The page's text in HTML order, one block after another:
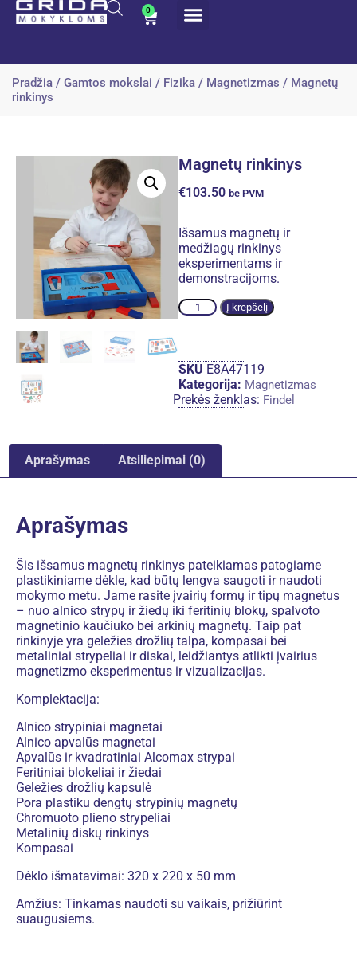
0
Pradžia / Gamtos mokslai / Fizika / Magnetizmas / Magnetų
rinkinys
Magnetų rinkinys
€103.50 be PVM
Išsamus magnetų ir
medžiagų rinkinys
eksperimentams ir
demonstracijoms.
Į krepšelį
SKU E8A47119
Kategorija: Magnetizmas
Prekės ženklas: Findel
Aprašymas Atsiliepimai (0)
Aprašymas
Šis išsamus magnetų rinkinys pateikiamas patogiame
plastikiniame dėkle, kad būtų lengva saugoti ir naudoti
mokymo metu. Jame rasite įvairių formų ir tipų magnetus
– nuo alnico strypų ir žiedų iki feritinių blokų, spalvoto
magnetinio kaučiuko bei arkinių magnetų. Taip pat
rinkinyje yra geležies drožlių talpa, kompasai bei
metaliniai strypeliai ir diskai, leidžiantys atlikti įvairius
magnetizmo eksperimentus ir vizualizacijas.
Komplektacija:
Alnico strypiniai magnetai
Alnico apvalūs magnetai
Apvalūs ir kvadratiniai Alcomax strypai
Feritiniai blokeliai ir žiedai
Geležies drožlių kapsulė
Pora plastiku dengtų strypinių magnetų
Chromuoto plieno strypeliai
Metalinių diskų rinkinys
Kompasai
Dėklo išmatavimai: 320 x 220 x 50 mm
Amžius: Tinkamas naudoti su vaikais, prižiūrint
suaugusiems.